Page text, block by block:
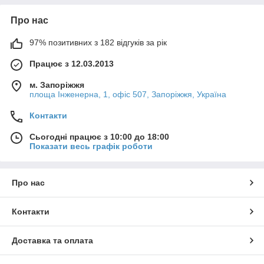
Про нас
97% позитивних з 182 відгуків за рік
Працює з 12.03.2013
м. Запоріжжя
площа Інженерна, 1, офіс 507, Запоріжжя, Україна
Контакти
Сьогодні працює з 10:00 до 18:00
Показати весь графік роботи
Про нас
Контакти
Доставка та оплата